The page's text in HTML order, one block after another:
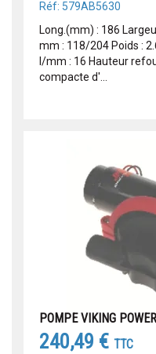
Réf: 579AB5630
Long.(mm) : 186
mm : 118/204 Poids :
l/mm : 16 Hauteur
compacte d'...
POMPE VIKING
240,49 € TTC